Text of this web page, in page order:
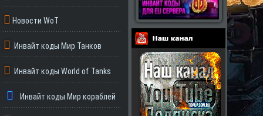
Партнеры
Новости WoT
Инвайт коды Мир Танков
Инвайт коды World of Tanks
Инвайт коды Мир кораблей